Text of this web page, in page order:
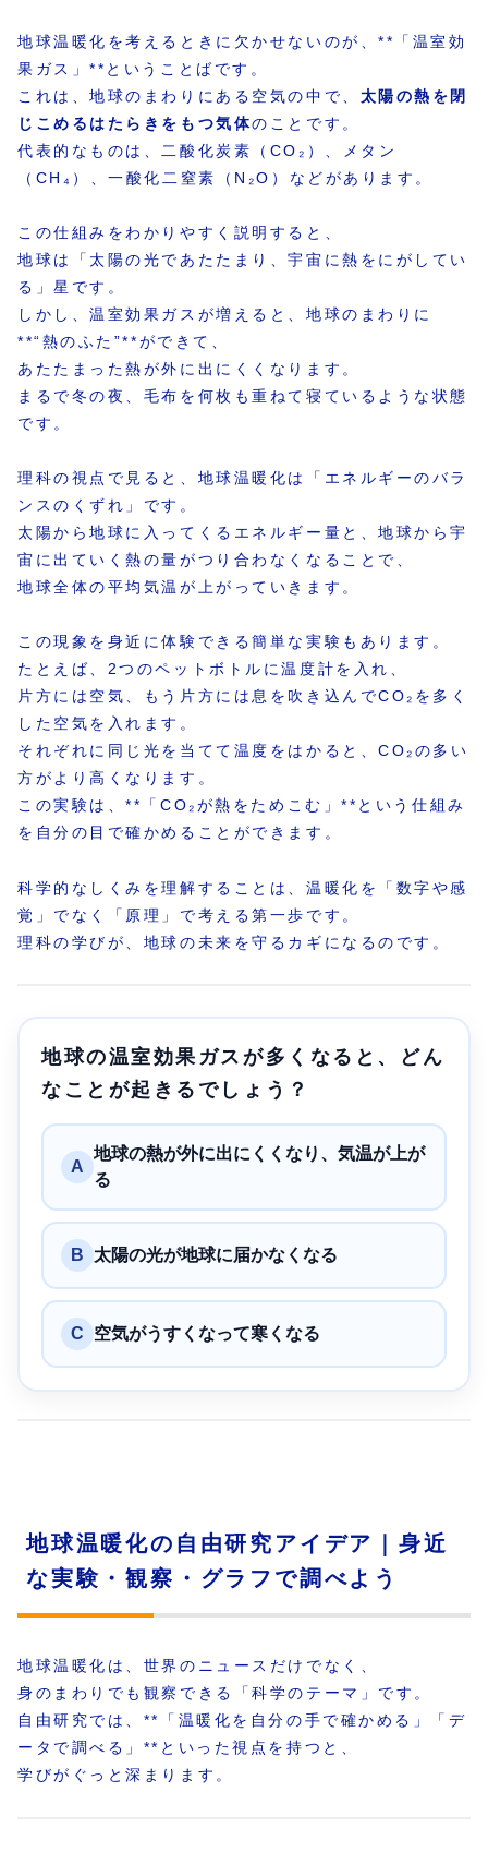
地球温暖化を考えるときに欠かせないのが、**「温室効
果ガス」**ということばです。
これは、地球のまわりにある空気の中で、 太陽の熱を閉
じこめるはたらきをもつ気体のことです。
代表的なものは、二酸化炭素（CO₂）、メタン
（CH₄）、一酸化二窒素（N₂O）などがあります。
この仕組みをわかりやすく説明すると、
地球は「太陽の光であたたまり、宇宙に熱をにがしてい
る」星です。
しかし、温室効果ガスが増えると、地球のまわりに
**“熱のふた”**ができて、
あたたまった熱が外に出にくくなります。
まるで冬の夜、毛布を何枚も重ねて寝ているような状態
です。
理科の視点で見ると、地球温暖化は「エネルギーのバラ
ンスのくずれ」です。
太陽から地球に入ってくるエネルギー量と、地球から宇
宙に出ていく熱の量がつり合わなくなることで、
地球全体の平均気温が上がっていきます。
この現象を身近に体験できる簡単な実験もあります。
たとえば、2つのペットボトルに温度計を入れ、
片方には空気、もう片方には息を吹き込んでCO₂を多く
した空気を入れます。
それぞれに同じ光を当てて温度をはかると、CO₂の多い
方がより高くなります。
この実験は、**「CO₂が熱をためこむ」**という仕組み
を自分の目で確かめることができます。
科学的なしくみを理解することは、温暖化を「数字や感
覚」でなく「原理」で考える第一歩です。
理科の学びが、地球の未来を守るカギになるのです。
地球の温室効果ガスが多くなると、どん
なことが起きるでしょう？
A
地球の熱が外に出にくくなり、気温が上が
る
B 太陽の光が地球に届かなくなる
C 空気がうすくなって寒くなる
地球温暖化の自由研究アイデア｜身近
な実験・観察・グラフで調べよう
地球温暖化は、世界のニュースだけでなく、
身のまわりでも観察できる「科学のテーマ」です。
自由研究では、**「温暖化を自分の手で確かめる」「デ
ータで調べる」**といった視点を持つと、
学びがぐっと深まります。